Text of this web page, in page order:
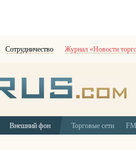
Сотрудничество Журнал «Новости
Внешний фон Торговые сети